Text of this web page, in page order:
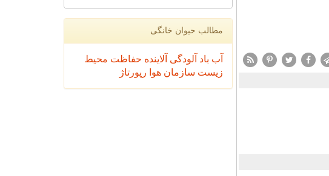
مطالب حیوان خانگی
آب باد آلودگی آلاینده حفاظت محیط
زیست سازمان هوا رپورتاژ